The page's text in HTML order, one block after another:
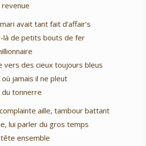
revenue
avait tant fait d’affair’s
là de petits bouts de fer
vers des cieux toujours bleus
où jamais il ne pleut
du tonnerre
aille, tambour battant
lui parler du gros temps
tête ensemble